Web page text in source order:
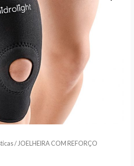
/ JOELHEIRA COM REFORÇO